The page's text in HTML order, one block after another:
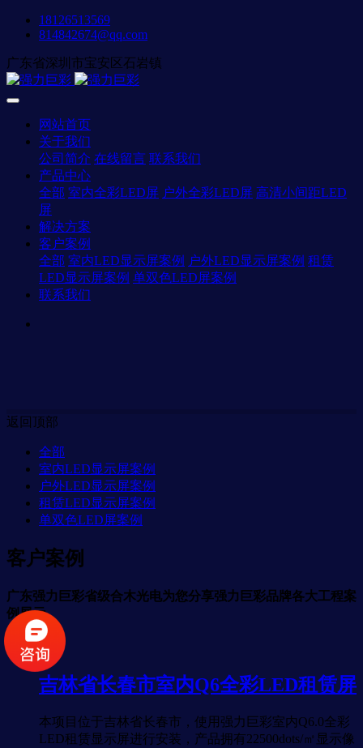
18126513569
814842674@qq.com
广东省深圳市宝安区石岩镇
网站首页
关于我们
公司简介 在线留言 联系我们
产品中心
全部 室内全彩LED屏 户外全彩LED屏 高清小间距LED
屏
解决方案
客户案例
全部 室内LED显示屏案例 户外LED显示屏案例 租赁
LED显示屏案例 单双色LED屏案例
联系我们
返回顶部
全部
室内LED显示屏案例
户外LED显示屏案例
租赁LED显示屏案例
单双色LED屏案例
客户案例
广东强力巨彩省级合木光电为您分享强力巨彩品牌各大工程案
例展示。
吉林省长春市室内Q6全彩LED租赁屏
本项目位于吉林省长春市，使用强力巨彩室内Q6.0全彩
LED租赁显示屏进行安装，产品拥有22500dots/㎡显示像